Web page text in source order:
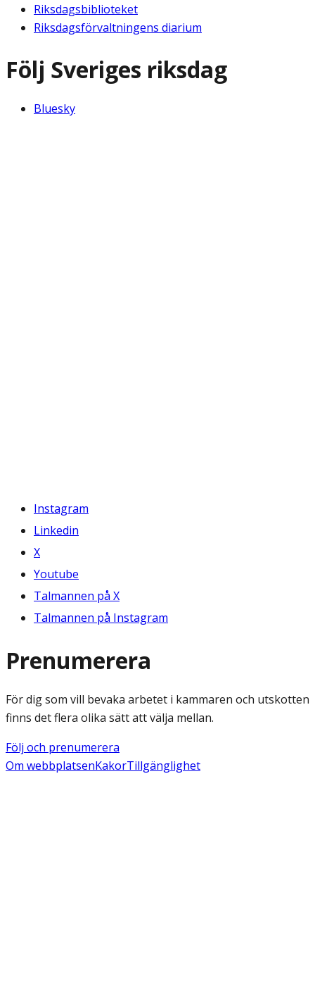
Riksdagsbiblioteket
Riksdagsförvaltningens diarium
Följ Sveriges riksdag
Bluesky
Instagram
Linkedin
X
Youtube
Talmannen på X
Talmannen på Instagram
Prenumerera
För dig som vill bevaka arbetet i kammaren och utskotten
finns det flera olika sätt att välja mellan.
Följ och prenumerera
Om webbplatsenKakorTillgänglighet